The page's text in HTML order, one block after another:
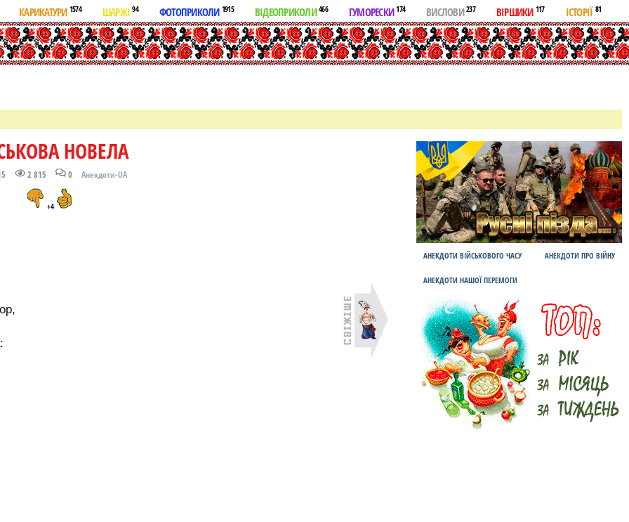
КАРИКАТУРИ 1574 ШАРЖІ94 ФОТОПРИКОЛИ 1915 ВІДЕОПРИКОЛИ466 ГУМОРЕСКИ174 ВИСЛОВИ237 ВІРШИКИ 117 ІСТОРІЇ 81
НОВЕЛА
2 815 0 Анекдоти-UA
+4
АНЕКДОТИ ВІЙСЬКОВОГО ЧАСУ АНЕКДОТИ ПРО ВІЙНУ
АНЕКДОТИ НАШОЇ ПЕРЕМОГИ